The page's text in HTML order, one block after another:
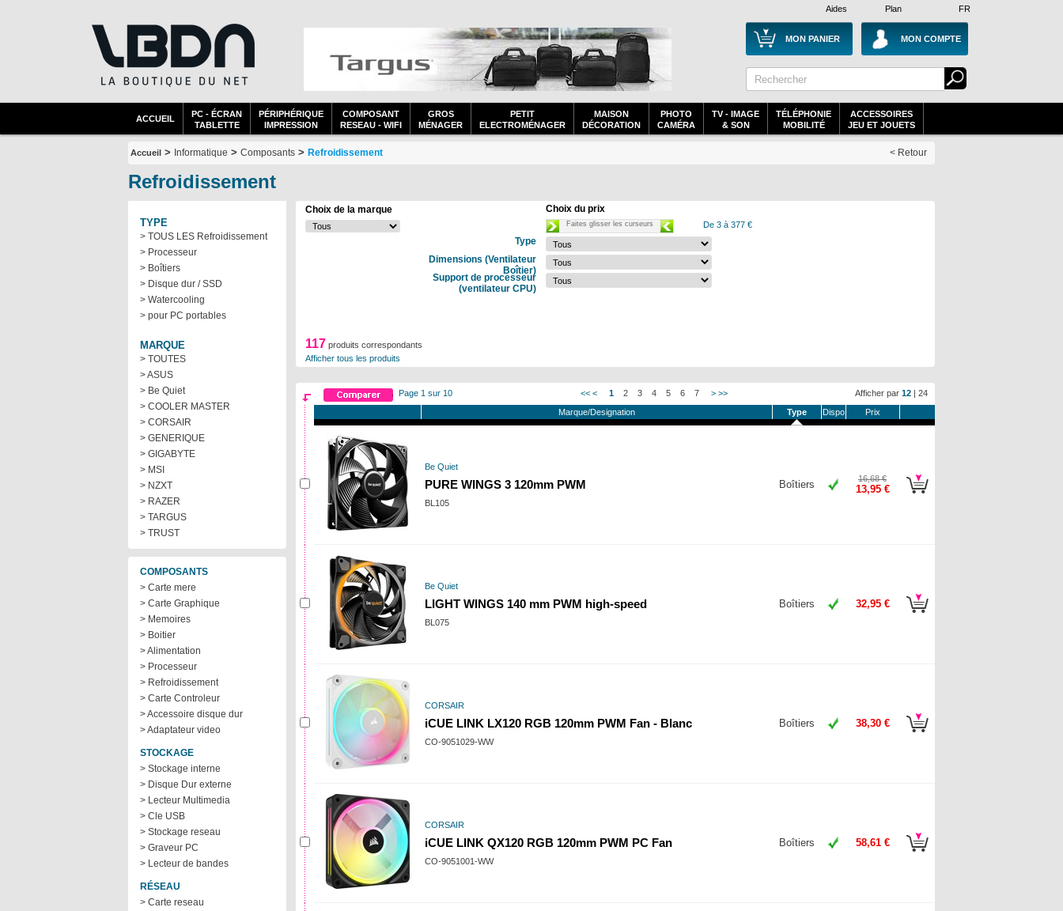
Plan
Aides FR
MON PANIER MON COMPTE
ACCUEIL
PC - ÉCRAN
TABLETTE
PÉRIPHÉRIQUE
IMPRESSION
COMPOSANT
RESEAU - WIFI
GROS
MÉNAGER
PETIT
ELECTROMÉNAGER
MAISON
DÉCORATION
PHOTO
CAMÉRA
TV - IMAGE
& SON
TÉLÉPHONIE
MOBILITÉ
ACCESSOIRES
JEU ET JOUETS
Accueil > Informatique > Composants > Refroidissement < Retour
Refroidissement
TYPE
> TOUS LES Refroidissement
> Processeur
> Boîtiers
> Disque dur / SSD
> Watercooling
> pour PC portables
MARQUE
> TOUTES
> ASUS
> Be Quiet
> COOLER MASTER
> CORSAIR
> GENERIQUE
> GIGABYTE
> MSI
> NZXT
> RAZER
> TARGUS
> TRUST
COMPOSANTS
> Carte mere
> Carte Graphique
> Memoires
> Boitier
> Alimentation
> Processeur
> Refroidissement
> Carte Controleur
> Accessoire disque dur
> Adaptateur video
STOCKAGE
> Stockage interne
> Disque Dur externe
> Lecteur Multimedia
> Cle USB
> Stockage reseau
> Graveur PC
> Lecteur de bandes
RÉSEAU
> Carte reseau
Choix de la marque Choix du prix
Faites glisser les curseurs De 3 à 377 €
Type
Dimensions (Ventilateur
Boîtier)
Support de processeur
(ventilateur CPU)
117 produits correspondants
Afficher tous les produits
Afficher par 12 | 24
Page 1 sur 10 << < 1 2 3 4 5 6 7 > >>
Marque/Designation
Type Dispo Prix
Be Quiet
PURE WINGS 3 120mm PWM
BL105
Boîtiers 16,68 €
13,95 €
Be Quiet
LIGHT WINGS 140 mm PWM high-speed
BL075
Boîtiers 32,95 €
CORSAIR
iCUE LINK LX120 RGB 120mm PWM Fan - Blanc
CO-9051029-WW
Boîtiers 38,30 €
CORSAIR
iCUE LINK QX120 RGB 120mm PWM PC Fan
CO-9051001-WW
Boîtiers 58,61 €